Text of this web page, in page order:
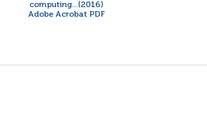
computing...(2016)
Adobe Acrobat PDF